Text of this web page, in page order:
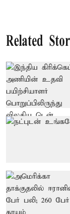
Related